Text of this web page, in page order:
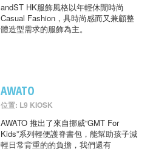
andST HK服飾風格以年輕休閒時尚
Casual Fashion，具時尚感而又兼顧整
體造型需求的服飾為主。
AWATO
位置: L9 KIOSK
AWATO 推出了來自挪威“GMT For
Kids”系列輕便護脊書包，能幫助孩子減
輕日常背重的的負擔，我們還有